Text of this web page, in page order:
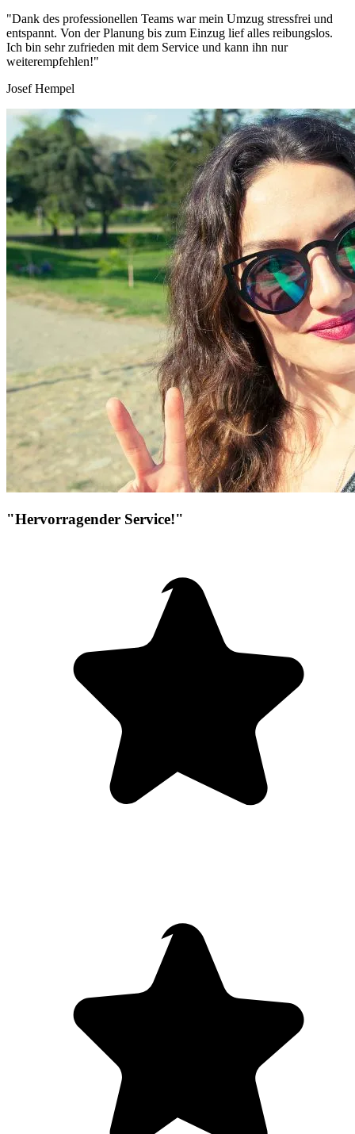
"Dank des professionellen Teams war mein Umzug stressfrei und
entspannt. Von der Planung bis zum Einzug lief alles reibungslos.
Ich bin sehr zufrieden mit dem Service und kann ihn nur
weiterempfehlen!"
Josef Hempel
"Hervorragender Service!"